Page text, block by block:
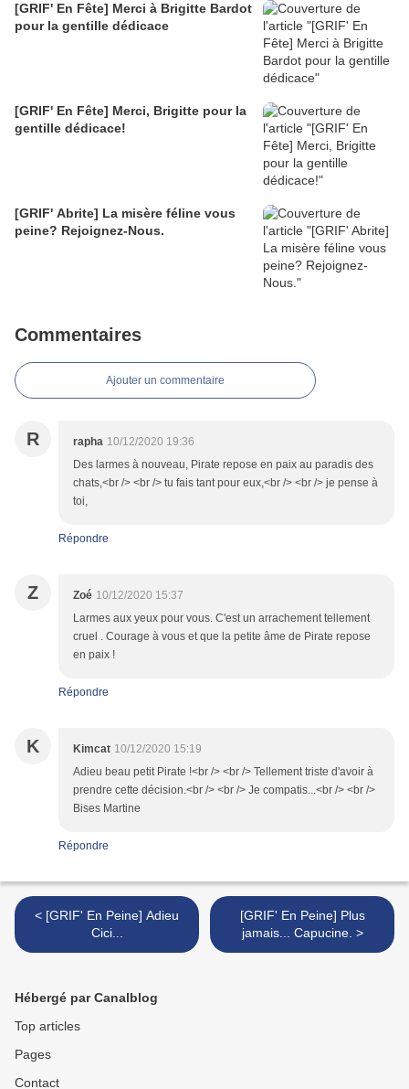
[GRIF' En Fête] Merci à Brigitte Bardot
pour la gentille dédicace
[GRIF' En Fête] Merci, Brigitte pour la
gentille dédicace!
[GRIF' Abrite] La misère féline vous
peine? Rejoignez-Nous.
Commentaires
Ajouter un commentaire
R rapha 10/12/2020 19:36
Des larmes à nouveau, Pirate repose en paix au paradis des
chats,<br /> <br /> tu fais tant pour eux,<br /> <br /> je pense à
toi,
Répondre
Z Zoé 10/12/2020 15:37
Larmes aux yeux pour vous. C'est un arrachement tellement
cruel . Courage à vous et que la petite âme de Pirate repose
en paix !
Répondre
K Kimcat 10/12/2020 15:19
Adieu beau petit Pirate !<br /> <br /> Tellement triste d'avoir à
prendre cette décision.<br /> <br /> Je compatis...<br /> <br />
Bises Martine
Répondre
< [GRIF' En Peine] Adieu
Cici...
[GRIF' En Peine] Plus
jamais... Capucine. >
Hébergé par Canalblog
Top articles
Pages
Contact